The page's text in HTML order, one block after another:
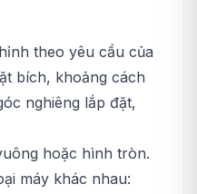
theo yêu cầu của
bích, khoảng cách
nghiêng lắp đặt,
hoặc hình tròn.
máy khác nhau: